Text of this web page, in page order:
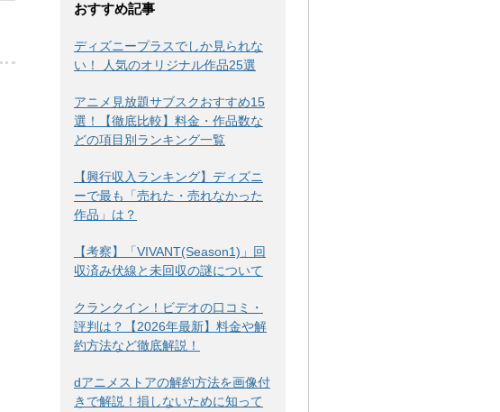
おすすめ記事
ディズニープラスでしか見られな
い！ 人気のオリジナル作品25選
アニメ見放題サブスクおすすめ15
選！【徹底比較】料金・作品数な
どの項目別ランキング一覧
【興行収入ランキング】ディズニ
ーで最も「売れた・売れなかった
作品」は？
【考察】「VIVANT(Season1)」回
収済み伏線と未回収の謎について
クランクイン！ビデオの口コミ・
評判は？【2026年最新】料金や解
約方法など徹底解説！
dアニメストアの解約方法を画像付
きで解説！損しないために知って